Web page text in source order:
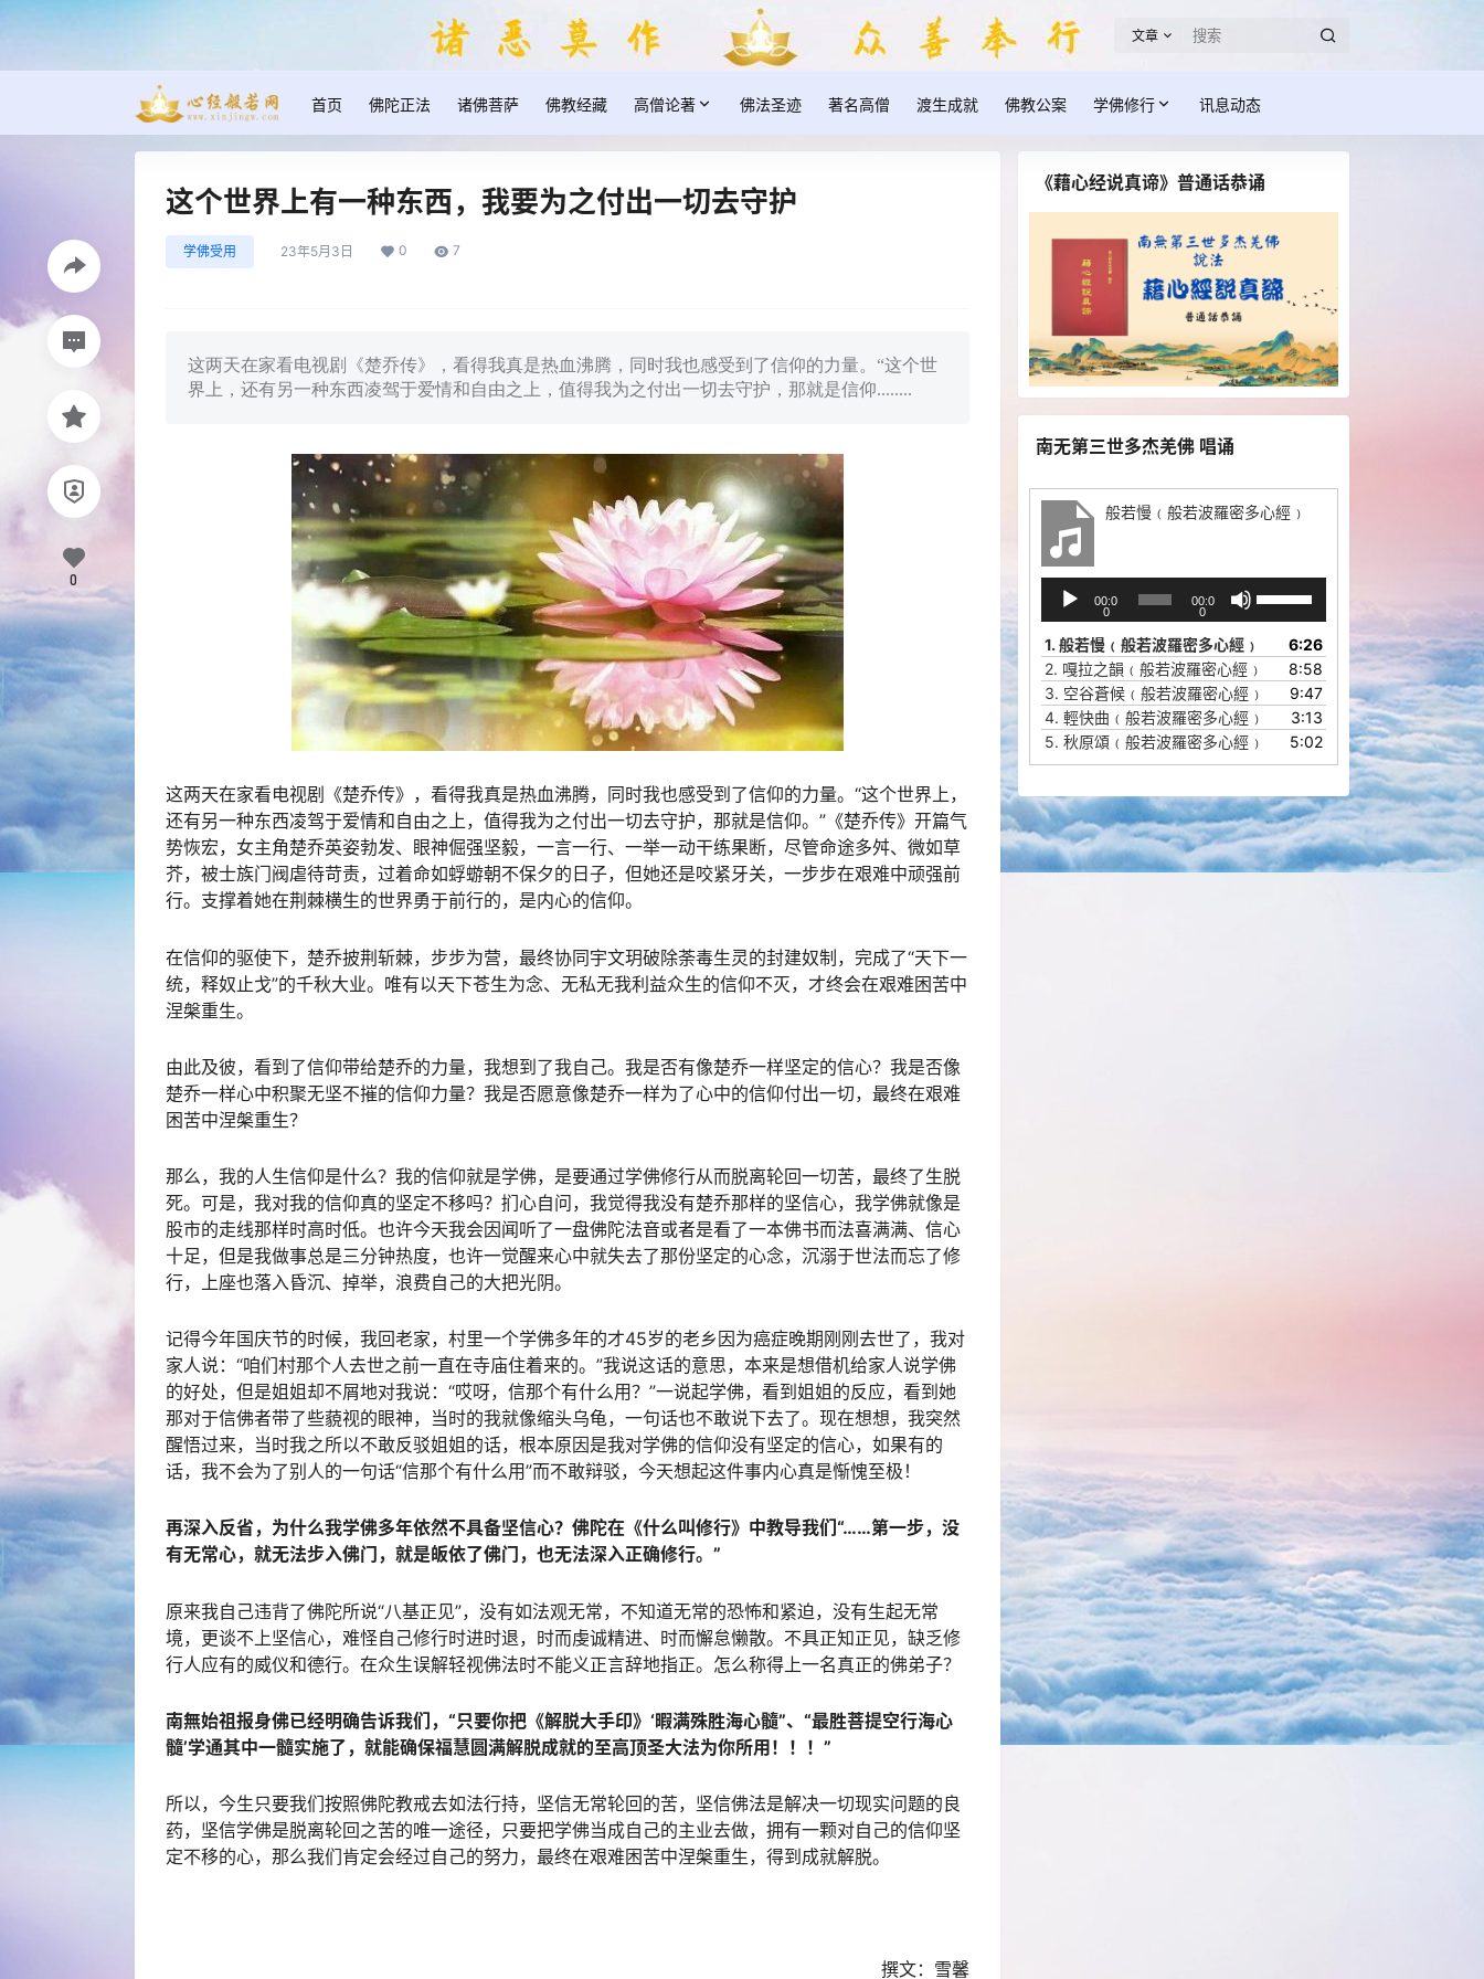
文章
首页 佛陀正法 诸佛菩萨 佛教经藏 高僧论著 佛法圣迹 著名高僧 渡生成就 佛教公案 学佛修行 讯息动态
这个世界上有一种东西，我要为之付出一切去守护
学佛受用 23年5月3日 0 7
这两天在家看电视剧《楚乔传》，看得我真是热血沸腾，同时我也感受到了信仰的力量。“这个世
界上，还有另一种东西凌驾于爱情和自由之上，值得我为之付出一切去守护，那就是信仰........
这两天在家看电视剧《楚乔传》，看得我真是热血沸腾，同时我也感受到了信仰的力量。“这个世界上，
还有另一种东西凌驾于爱情和自由之上，值得我为之付出一切去守护，那就是信仰。”《楚乔传》开篇气
势恢宏，女主角楚乔英姿勃发、眼神倔强坚毅，一言一行、一举一动干练果断，尽管命途多舛、微如草
芥，被士族门阀虐待苛责，过着命如蜉蝣朝不保夕的日子，但她还是咬紧牙关，一步步在艰难中顽强前
行。支撑着她在荆棘横生的世界勇于前行的，是内心的信仰。
在信仰的驱使下，楚乔披荆斩棘，步步为营，最终协同宇文玥破除荼毒生灵的封建奴制，完成了“天下一
统，释奴止戈”的千秋大业。唯有以天下苍生为念、无私无我利益众生的信仰不灭，才终会在艰难困苦中
涅槃重生。
由此及彼，看到了信仰带给楚乔的力量，我想到了我自己。我是否有像楚乔一样坚定的信心？我是否像
楚乔一样心中积聚无坚不摧的信仰力量？我是否愿意像楚乔一样为了心中的信仰付出一切，最终在艰难
困苦中涅槃重生？
那么，我的人生信仰是什么？我的信仰就是学佛，是要通过学佛修行从而脱离轮回一切苦，最终了生脱
死。可是，我对我的信仰真的坚定不移吗？扪心自问，我觉得我没有楚乔那样的坚信心，我学佛就像是
股市的走线那样时高时低。也许今天我会因闻听了一盘佛陀法音或者是看了一本佛书而法喜满满、信心
十足，但是我做事总是三分钟热度，也许一觉醒来心中就失去了那份坚定的心念，沉溺于世法而忘了修
行，上座也落入昏沉、掉举，浪费自己的大把光阴。
记得今年国庆节的时候，我回老家，村里一个学佛多年的才45岁的老乡因为癌症晚期刚刚去世了，我对
家人说：“咱们村那个人去世之前一直在寺庙住着来的。”我说这话的意思，本来是想借机给家人说学佛
的好处，但是姐姐却不屑地对我说：“哎呀，信那个有什么用？”一说起学佛，看到姐姐的反应，看到她
那对于信佛者带了些藐视的眼神，当时的我就像缩头乌龟，一句话也不敢说下去了。现在想想，我突然
醒悟过来，当时我之所以不敢反驳姐姐的话，根本原因是我对学佛的信仰没有坚定的信心，如果有的
话，我不会为了别人的一句话“信那个有什么用”而不敢辩驳，今天想起这件事内心真是惭愧至极！
再深入反省，为什么我学佛多年依然不具备坚信心？佛陀在《什么叫修行》中教导我们“……第一步，没
有无常心，就无法步入佛门，就是皈依了佛门，也无法深入正确修行。”
原来我自己违背了佛陀所说“八基正见”，没有如法观无常，不知道无常的恐怖和紧迫，没有生起无常
境，更谈不上坚信心，难怪自己修行时进时退，时而虔诚精进、时而懈怠懒散。不具正知正见，缺乏修
行人应有的威仪和德行。在众生误解轻视佛法时不能义正言辞地指正。怎么称得上一名真正的佛弟子？
南無始祖报身佛已经明确告诉我们，“只要你把《解脱大手印》‘暇满殊胜海心髓”、“最胜菩提空行海心
髓’学通其中一髓实施了，就能确保福慧圆满解脱成就的至高顶圣大法为你所用！！！”
所以，今生只要我们按照佛陀教戒去如法行持，坚信无常轮回的苦，坚信佛法是解决一切现实问题的良
药，坚信学佛是脱离轮回之苦的唯一途径，只要把学佛当成自己的主业去做，拥有一颗对自己的信仰坚
定不移的心，那么我们肯定会经过自己的努力，最终在艰难困苦中涅槃重生，得到成就解脱。
撰文：雪馨
0
《藉心经说真谛》普通话恭诵
南无第三世多杰羌佛 唱诵
般若慢﹙般若波羅密多心經﹚
播
放
器
00:0
0
00:0
0
/
下
箭
头
键
增
高
或
降
1. 般若慢﹙般若波羅密多心經﹚
6:26
2. 嘎拉之韻﹙般若波羅密心經﹚
8:58
3. 空谷蒼候﹙般若波羅密心經﹚
9:47
4. 輕快曲﹙般若波羅密多心經﹚
3:13
5. 秋原頌﹙般若波羅密多心經﹚ 5:02